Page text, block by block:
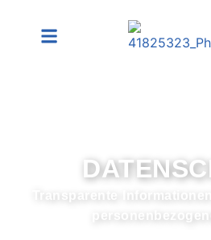
Transparente